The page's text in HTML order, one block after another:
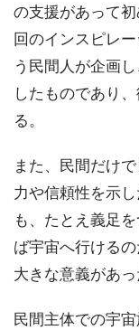
の支援があって
回のインスピレ
う民間人が企画
したものであり
る。
また、民間だけ
力や信頼性を示
も、たとえ義足
ば宇宙へ行ける
大きな意義があっ
民間主体での宇